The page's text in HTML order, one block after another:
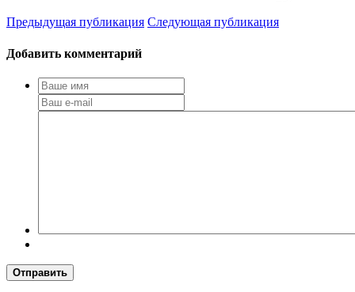
Предыдущая публикация Следующая публикация
Добавить комментарий
Отправить